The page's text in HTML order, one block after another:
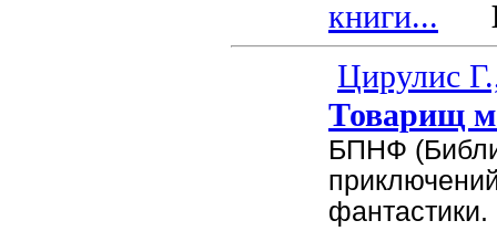
книги...
Цирулис
Товарищ
БПНФ